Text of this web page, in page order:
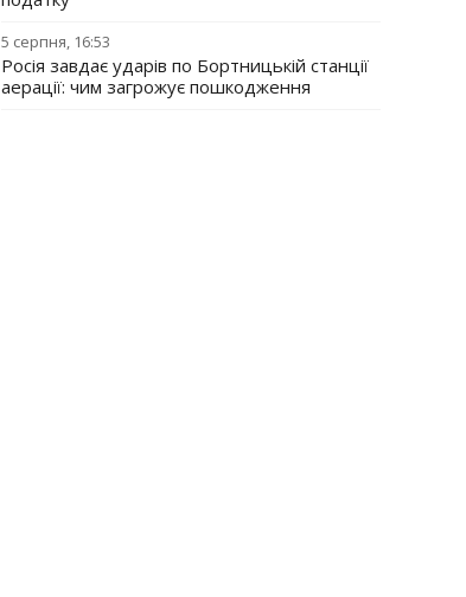
5 серпня, 16:53
Росія завдає ударів по Бортницькій станції
аерації: чим загрожує пошкодження